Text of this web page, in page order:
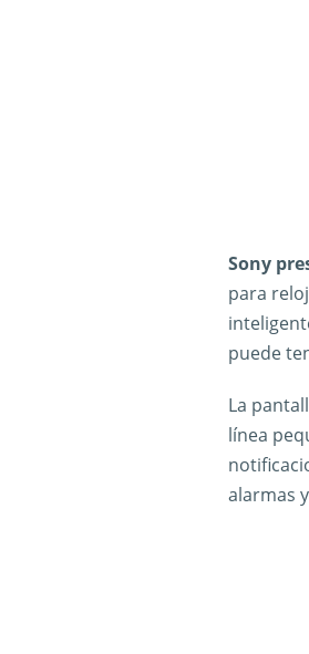
Sony
para
puede
La
línea
alarmas